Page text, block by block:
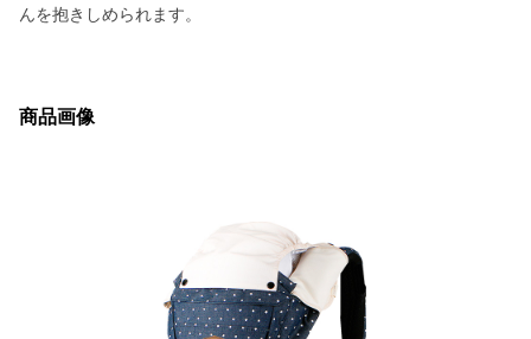
んを抱きしめられます。
商品画像